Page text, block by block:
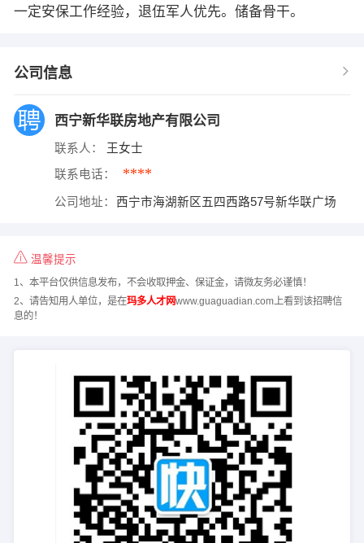
一定安保工作经验，退伍军人优先。储备骨干。
公司信息
西宁新华联房地产有限公司
联系人： 王女士
联系电话： ****
公司地址： 西宁市海湖新区五四西路57号新华联广场
温馨提示
1、本平台仅供信息发布，不会收取押金、保证金，请微友务必谨慎！
2、请告知用人单位，是在玛多人才网www.guaguadian.com上看到该招聘信
息的！